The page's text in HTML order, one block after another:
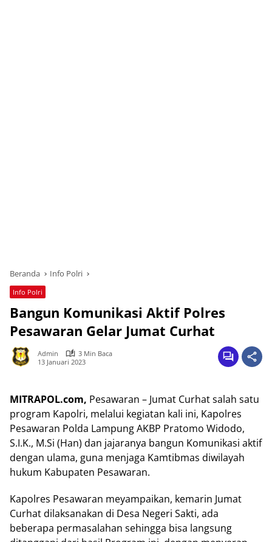
Beranda Info Polri
Info Polri
Bangun Komunikasi Aktif Polres
Pesawaran Gelar Jumat Curhat
Admin
3 Min Baca
13 Januari 2023
MITRAPOL.com, Pesawaran – Jumat Curhat salah satu
program Kapolri, melalui kegiatan kali ini, Kapolres
Pesawaran Polda Lampung AKBP Pratomo Widodo,
S.I.K., M.Si (Han) dan jajaranya bangun Komunikasi aktif
dengan ulama, guna menjaga Kamtibmas diwilayah
hukum Kabupaten Pesawaran.
Kapolres Pesawaran meyampaikan, kemarin Jumat
Curhat dilaksanakan di Desa Negeri Sakti, ada
beberapa permasalahan sehingga bisa langsung